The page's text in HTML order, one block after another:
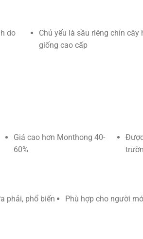
do
Chủ yếu là sầu riêng chín cây
giống cao cấp
Giá cao hơn Monthong 40-
60%
phải, phổ biến Phù hợp cho người